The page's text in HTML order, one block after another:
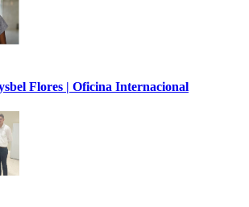
Flores | Oficina Internacional